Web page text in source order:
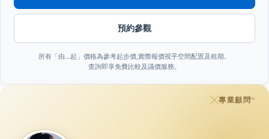
預約參觀
所有「由…起」價格為參考起步價,實際報價視乎空間配置及租期。
查詢即享免費比較及議價服務。
專業顧問™